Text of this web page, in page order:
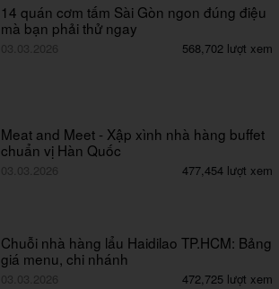
14 quán cơm tấm Sài Gòn ngon đúng điệu
mà bạn phải thử ngay
03.03.2026 568,702 lượt xem
Meat and Meet - Xập xình nhà hàng buffet
chuẩn vị Hàn Quốc
03.03.2026 477,454 lượt xem
Chuỗi nhà hàng lẩu Haidilao TP.HCM: Bảng
giá menu, chi nhánh
03.03.2026 472,725 lượt xem